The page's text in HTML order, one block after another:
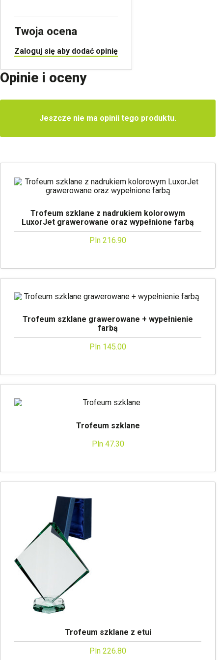
Twoja ocena
Zaloguj się aby dodać opinię
Opinie i oceny
Jeszcze nie ma opinii tego produktu.
Trofeum szklane z nadrukiem kolorowym
LuxorJet grawerowane oraz wypełnione farbą
Pln 216.90
Trofeum szklane grawerowane + wypełnienie
farbą
Pln 145.00
Trofeum szklane
Pln 47.30
Trofeum szklane z etui
Pln 226.80